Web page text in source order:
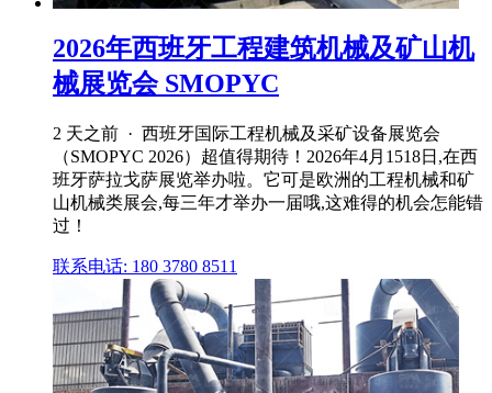
2026年西班牙工程建筑机械及矿山机
械展览会 SMOPYC
2 天之前 · 西班牙国际工程机械及采矿设备展览会
（SMOPYC 2026）超值得期待！2026年4月1518日,在西
班牙萨拉戈萨展览举办啦。它可是欧洲的工程机械和矿
山机械类展会,每三年才举办一届哦,这难得的机会怎能错
过！
联系电话: 180 3780 8511